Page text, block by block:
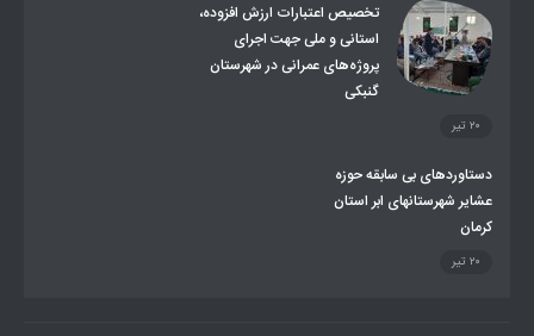
تخصیص اعتبارات ارزش افزوده،
استانی و ملی جهت اجرای
پروژه‌های عمرانی در شهرستان
گنبکی
بی سابقه حوزه
شهرستانهای ابر استان